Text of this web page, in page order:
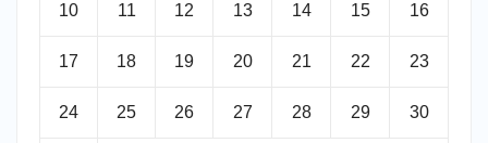
10 11 12 13 14 15 16
17 18 19 20 21 22 23
24 25 26 27 28 29 30